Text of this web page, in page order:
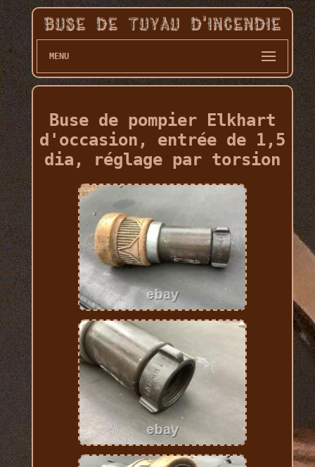
MENU
Buse de pompier Elkhart
d'occasion, entrée de 1,5
dia, réglage par torsion